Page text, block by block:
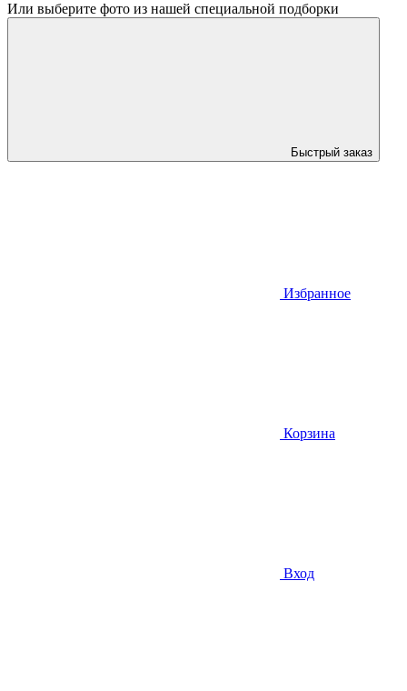
Или выберите фото из нашей специальной подборки
Быстрый заказ
Избранное
Корзина
Вход